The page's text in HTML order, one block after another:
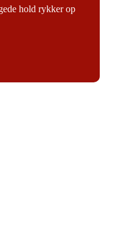
hold rykker op